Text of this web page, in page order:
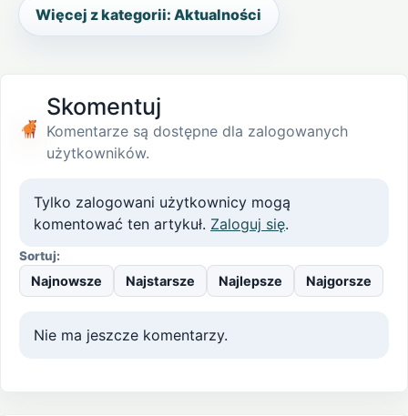
Więcej z kategorii: Aktualności
Skomentuj
Komentarze są dostępne dla zalogowanych
użytkowników.
Tylko zalogowani użytkownicy mogą
komentować ten artykuł. Zaloguj się.
Sortuj:
Najnowsze Najstarsze Najlepsze Najgorsze
Nie ma jeszcze komentarzy.